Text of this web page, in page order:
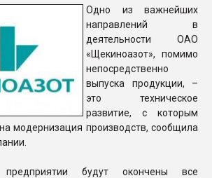
бутылок
ПЕРЕЙТИ НА
Одно из важнейших
направлений в
деятельности ОАО
«Щекиноазот», помимо
непосредственно
выпуска продукции, –
это техническое
развитие, с которым
модернизация производств, сообщила
будут окончены все